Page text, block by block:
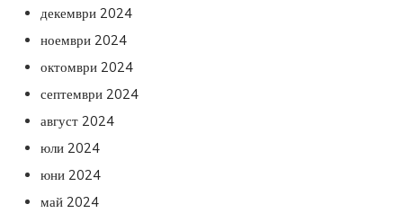
декември 2024
ноември 2024
октомври 2024
септември 2024
август 2024
юли 2024
юни 2024
май 2024